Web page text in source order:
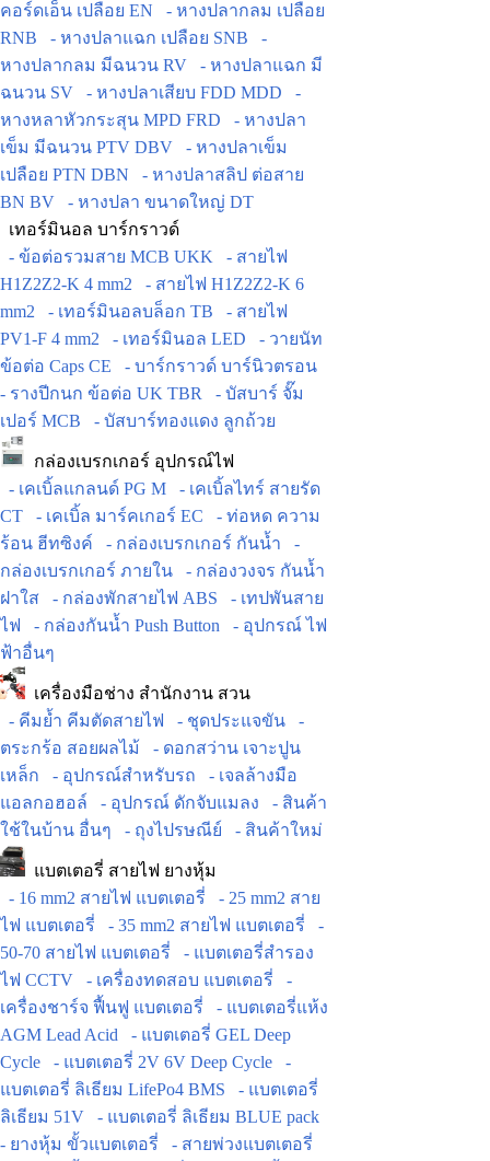
คอร์ดเอ็น เปลือย EN
- หางปลากลม เปลือย
RNB
- หางปลาแฉก เปลือย SNB
-
หางปลากลม มีฉนวน RV
- หางปลาแฉก มี
ฉนวน SV
- หางปลาเสียบ FDD MDD
-
หางหลาหัวกระสุน MPD FRD
- หางปลา
เข็ม มีฉนวน PTV DBV
- หางปลาเข็ม
เปลือย PTN DBN
- หางปลาสลิป ต่อสาย
BN BV
- หางปลา ขนาดใหญ่ DT
เทอร์มินอล บาร์กราวด์
- ข้อต่อรวมสาย MCB UKK
- สายไฟ
H1Z2Z2-K 4 mm2
- สายไฟ H1Z2Z2-K 6
mm2
- เทอร์มินอลบล็อก TB
- สายไฟ
PV1-F 4 mm2
- เทอร์มินอล LED
- วายนัท
ข้อต่อ Caps CE
- บาร์กราวด์ บาร์นิวตรอน
- รางปีกนก ข้อต่อ UK TBR
- บัสบาร์ จั๊ม
เปอร์ MCB
- บัสบาร์ทองแดง ลูกถ้วย
กล่องเบรกเกอร์ อุปกรณ์ไฟ
- เคเบิ้ลแกลนด์ PG M
- เคเบิ้ลไทร์ สายรัด
CT
- เคเบิ้ล มาร์คเกอร์ EC
- ท่อหด ความ
ร้อน ฮีทซิงค์
- กล่องเบรกเกอร์ กันน้ำ
-
กล่องเบรกเกอร์ ภายใน
- กล่องวงจร กันน้ำ
ฝาใส
- กล่องพักสายไฟ ABS
- เทปพันสาย
ไฟ
- กล่องกันน้ำ Push Button
- อุปกรณ์ ไฟ
ฟ้าอื่นๆ
เครื่องมือช่าง สำนักงาน สวน
- คีมย้ำ คีมตัดสายไฟ
- ชุดประแจขัน
-
ตระกร้อ สอยผลไม้
- ดอกสว่าน เจาะปูน
เหล็ก
- อุปกรณ์สำหรับรถ
- เจลล้างมือ
แอลกอฮอล์
- อุปกรณ์ ดักจับแมลง
- สินค้า
ใช้ในบ้าน อื่นๆ
- ถุงไปรษณีย์ - สินค้าใหม่
แบตเตอรี่ สายไฟ ยางหุ้ม
- 16 mm2 สายไฟ แบตเตอรี่
- 25 mm2 สาย
ไฟ แบตเตอรี่
- 35 mm2 สายไฟ แบตเตอรี่
-
50-70 สายไฟ แบตเตอรี่
- แบตเตอรี่สำรอง
ไฟ CCTV
- เครื่องทดสอบ แบตเตอรี่
-
เครื่องชาร์จ ฟื้นฟู แบตเตอรี่
- แบตเตอรี่แห้ง
AGM Lead Acid
- แบตเตอรี่ GEL Deep
Cycle
- แบตเตอรี่ 2V 6V Deep Cycle
-
แบตเตอรี่ ลิเธียม LifePo4 BMS
- แบตเตอรี่
ลิเธียม 51V
- แบตเตอรี่ ลิเธียม BLUE pack
- ยางหุ้ม ขั้วแบตเตอรี่
- สายพ่วงแบตเตอรี่